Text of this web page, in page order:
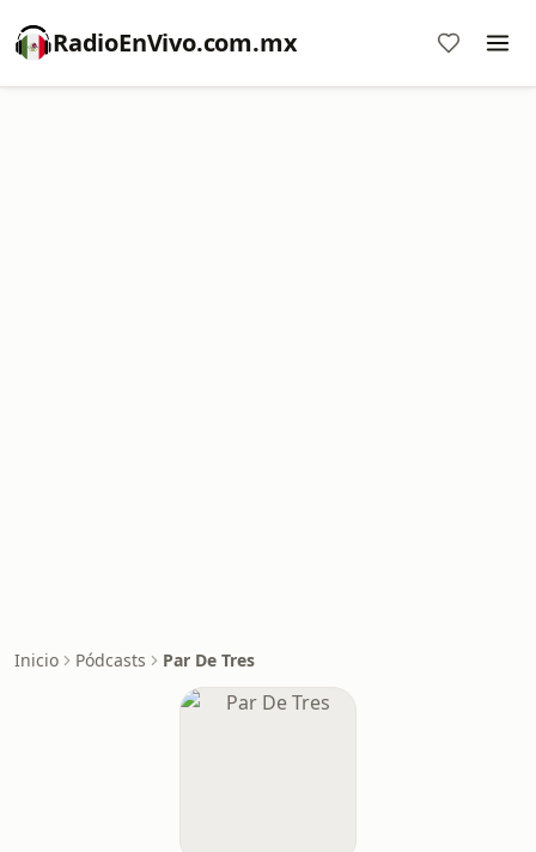
RadioEnVivo.com.mx
Inicio Pódcasts Par De Tres